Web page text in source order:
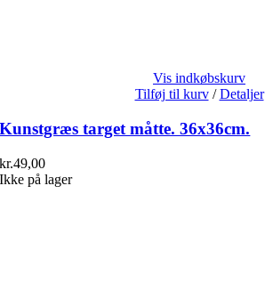
Vis indkøbskurv
Tilføj til kurv / Detaljer
Kunstgræs target måtte. 36x36cm.
kr.49,00
Ikke på lager